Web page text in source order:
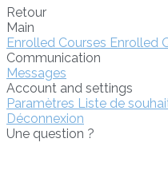
Retour
Main
Enrolled Courses Enrolled
Communication
Messages
Account and settings
Paramètres Liste de
Déconnexion
Une question ?